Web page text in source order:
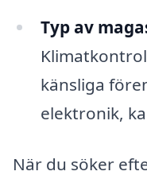
Typ av
känsliga
elektronik,
När du söker